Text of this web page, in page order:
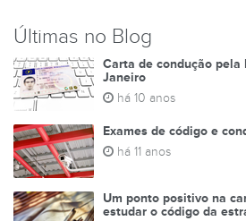
Últimas no Blog
Carta de condução
Janeiro
há 10 anos
Exames de código e
há 11 anos
Um ponto positivo na
estudar o código da